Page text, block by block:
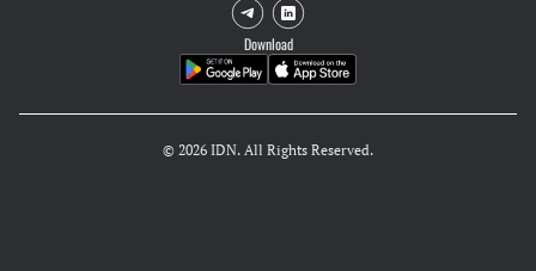
Download
© 2026 IDN. All Rights Reserved.